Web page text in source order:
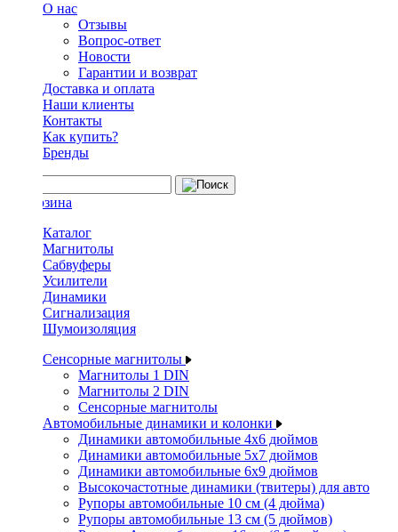
О нас
Отзывы
Вопрос-ответ
Новости
Гарантии и возврат
Доставка и оплата
Наши клиенты
Контакты
Как купить?
Бренды
Каталог
Магнитолы
Сабвуферы
Усилители
Динамики
Сигнализация
Шумоизоляция
Сенсорные магнитолы
Магнитолы 1 DIN
Магнитолы 2 DIN
Сенсорные магнитолы
Автомобильные динамики и колонки
Динамики автомобильные 4x6 дюймов
Динамики автомобильные 5x7 дюймов
Динамики автомобильные 6x9 дюймов
Высокочастотные динамики (твитеры) для авто
Рупоры автомобильные 10 см (4 дюйма)
Рупоры автомобильные 13 см (5 дюймов)